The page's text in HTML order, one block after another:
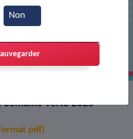
Semaine verte 2025
pdf)
Non